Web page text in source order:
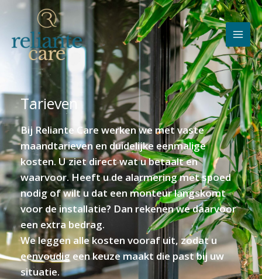
content
Tarieven
Bij Reliante Care werken we met vaste
maandtarieven en duidelijke eenmalige
kosten. U ziet direct wat u betaalt en
waarvoor. Heeft u de alarmering met spoed
nodig of wilt u dat een monteur langskomt
voor de installatie? Dan rekenen we daarvoor
een extra bedrag.
We leggen alle kosten vooraf uit, zodat u
eenvoudig een keuze maakt die past bij uw
situatie.